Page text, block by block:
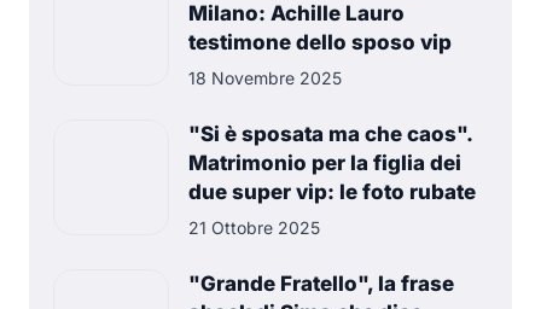
Milano: Achille Lauro
testimone dello sposo vip
18 Novembre 2025
"Si è sposata ma che caos".
Matrimonio per la figlia dei
due super vip: le foto rubate
21 Ottobre 2025
"Grande Fratello", la frase